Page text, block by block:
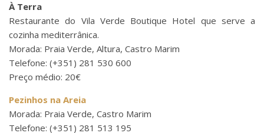
À Terra
Restaurante do Vila Verde Boutique Hotel que serve a
cozinha mediterrânica.
Morada: Praia Verde, Altura, Castro Marim
Telefone: (+351) 281 530 600
Preço médio: 20€
Pezinhos na Areia
Morada: Praia Verde, Castro Marim
Telefone: (+351) 281 513 195